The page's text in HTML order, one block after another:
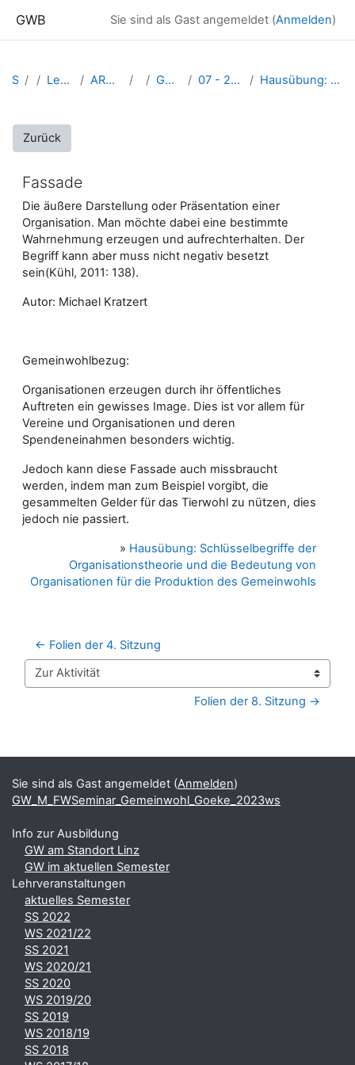
GWB Sie sind als Gast angemeldet (Anmelden)
Startseite Kurse
Lehramtsausbildung GW im Cluster Österreich Mitte ARCHIV - Lehrveranstaltungen am Standort Linz - seit 2016 WS_2023/24
GW_M_FWSeminar_Gemeinwohl_Goeke_2023ws 07 - 22. Nov. 2023 – Organisationen & Gemeinwohl (asynchrones E-Learning) Hausübung: Schlüsselbegriffe der Organisationstheorie und die Bedeutung von Organisationen für die Produktion des Gemeinwohls
Zurück
Fassade
Die äußere Darstellung oder Präsentation einer
Organisation. Man möchte dabei eine bestimmte
Wahrnehmung erzeugen und aufrechterhalten. Der
Begriff kann aber muss nicht negativ besetzt
sein(Kühl, 2011: 138).
Autor: Michael Kratzert
Gemeinwohlbezug:
Organisationen erzeugen durch ihr öffentliches
Auftreten ein gewisses Image. Dies ist vor allem für
Vereine und Organisationen und deren
Spendeneinahmen besonders wichtig.
Jedoch kann diese Fassade auch missbraucht
werden, indem man zum Beispiel vorgibt, die
gesammelten Gelder für das Tierwohl zu nützen, dies
jedoch nie passiert.
» Hausübung: Schlüsselbegriffe der
Organisationstheorie und die Bedeutung von
Organisationen für die Produktion des Gemeinwohls
← Folien der 4. Sitzung
Zur Aktivität
Folien der 8. Sitzung →
Ergänzungsblöcke
Sie sind als Gast angemeldet (Anmelden)
GW_M_FWSeminar_Gemeinwohl_Goeke_2023ws
Info zur Ausbildung
GW am Standort Linz
GW im aktuellen Semester
Lehrveranstaltungen
aktuelles Semester
SS 2022
WS 2021/22
SS 2021
WS 2020/21
SS 2020
WS 2019/20
SS 2019
WS 2018/19
SS 2018